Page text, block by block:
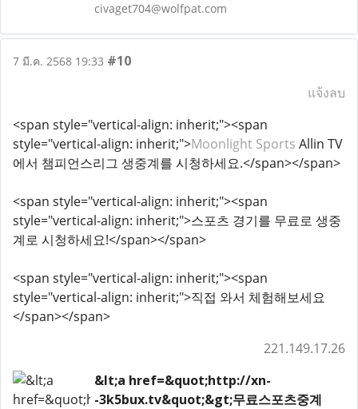
civaget704@wolfpat.com
7 มี.ค. 2568 19:33 #10
แจ้งลบ
<span style="vertical-align: inherit;"><span
style="vertical-align: inherit;">Moonlight Sports Allin TV
에서 챔피언스리그 생중계를 시청하세요.</span></span>
<span style="vertical-align: inherit;"><span
style="vertical-align: inherit;">스포츠 경기를 무료로 생중
계로 시청하세요!</span></span>
<span style="vertical-align: inherit;"><span
style="vertical-align: inherit;">직접 와서 체험해보세요
</span></span>
221.149.17.26
&lt;a href=&quot;http://xn-
-3k5bux.tv&quot;&gt;무료스포츠중계